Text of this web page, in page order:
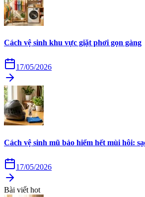
Cách vệ sinh khu vực giặt phơi gọn gàng
17/05/2026
Cách vệ sinh mũ bảo hiểm hết mùi hôi:
17/05/2026
Bài viết hot